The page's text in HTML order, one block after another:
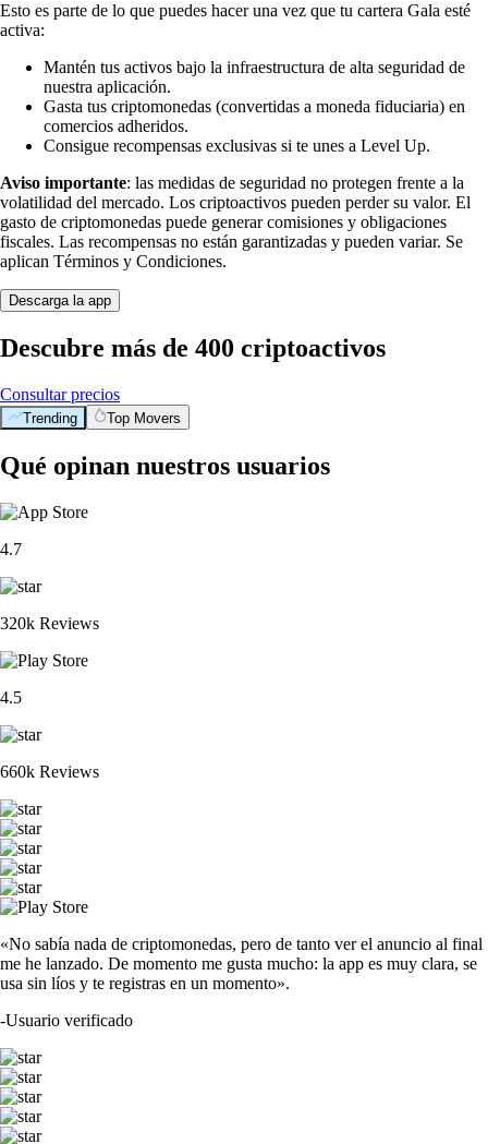
Esto es parte de lo que puedes hacer una vez que tu cartera Gala esté
activa:
Mantén tus activos bajo la infraestructura de alta seguridad de
nuestra aplicación.
Gasta tus criptomonedas (convertidas a moneda fiduciaria) en
comercios adheridos.
Consigue recompensas exclusivas si te unes a Level Up.
Aviso importante: las medidas de seguridad no protegen frente a la
volatilidad del mercado. Los criptoactivos pueden perder su valor. El
gasto de criptomonedas puede generar comisiones y obligaciones
fiscales. Las recompensas no están garantizadas y pueden variar. Se
aplican Términos y Condiciones.
Descarga la app
Descubre más de 400 criptoactivos
Consultar precios
Trending Top Movers
Qué opinan nuestros usuarios
4.7
320k Reviews
4.5
660k Reviews
«No sabía nada de criptomonedas, pero de tanto ver el anuncio al final
me he lanzado. De momento me gusta mucho: la app es muy clara, se
usa sin líos y te registras en un momento».
-Usuario verificado